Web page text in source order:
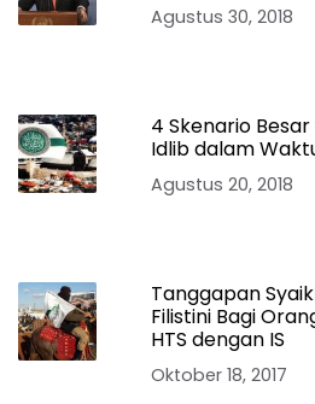
Agustus 30, 2018
4 Skenario
Idlib dalam
Agustus 20, 2018
Tanggapan
Filistini Bagi
HTS dengan IS
Oktober 18, 2017